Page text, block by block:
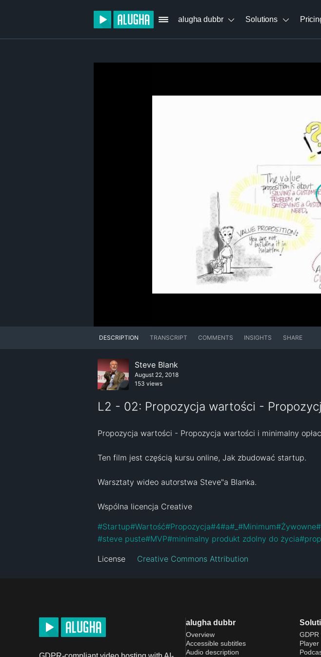
alugha dubbr Solutions
DESCRIPTION TRANSCRIPT COMMENTS INSIGHTS SHARE
Steve Blank
August 22, 2018
153 views
L2 - 02: Propozycja wartości -
Propozycja wartości - Propozycja wartości i minimalny
Ten film jest częścią kursu online, Jak zbudować startup.
Warsztaty wideo autorstwa Steve"a Blanka.
Wspólna licencja Creative
#Startup#Wartość#Propozycja#4#a# #Minimum#Żywowne#
#steve puste#MVP#minimalny produkt zdolny do życia#
License Creative Commons Attribution
alugha dubbr
Overview
Accessible subtitles
Audio description
GDPR
Player